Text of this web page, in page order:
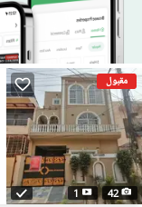
مقبول
42
1